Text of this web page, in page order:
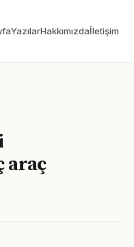
YazılarHakkımızdaİletişim
araç